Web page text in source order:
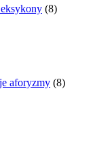
(8)
aforyzmy (8)